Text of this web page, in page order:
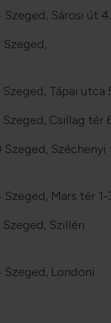
Szeged, Sárosi út 4.
Tápai utca
Csillag tér
Szeged, Széchenyi
Mars tér 1-
Szilléri
Szeged, Londoni